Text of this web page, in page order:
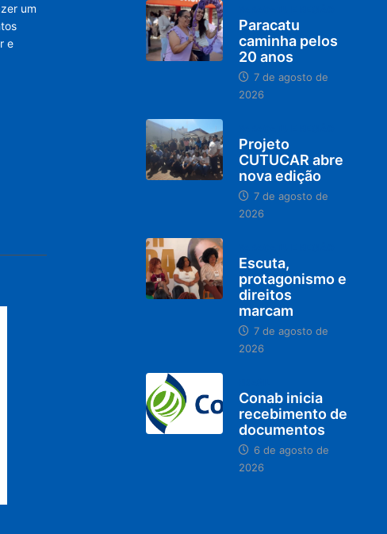
um
e
Paracatu
caminha pelos
20 anos
7 de agosto de
2026
Projeto
CUTUCAR abre
nova edição
7 de agosto de
2026
Escuta,
protagonismo e
direitos
marcam
7 de agosto de
2026
Conab inicia
recebimento de
documentos
6 de agosto de
2026